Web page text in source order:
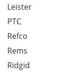
Leister
PTC
Refco
Rems
Ridgid